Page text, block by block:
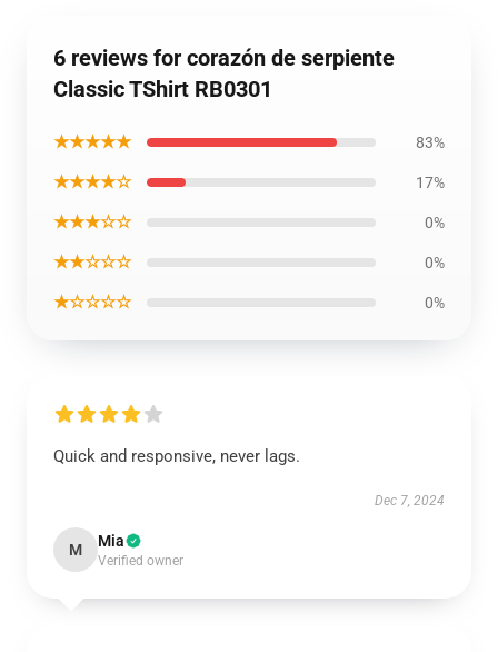
6 reviews for corazón de serpiente
Classic TShirt RB0301
★★★★★ 83%
★★★★☆ 17%
★★★☆☆ 0%
★★☆☆☆ 0%
★☆☆☆☆ 0%
Quick and responsive, never lags.
Dec 7, 2024
M Mia
Verified owner